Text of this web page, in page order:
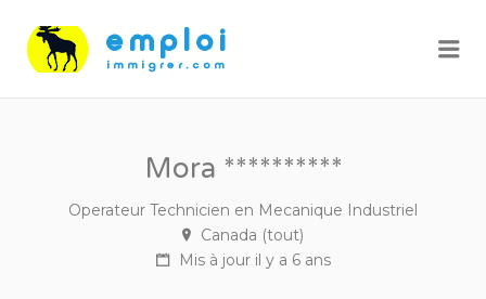
Mora **********
Operateur Technicien en Mecanique Industriel
Canada (tout)
Mis à jour il y a 6 ans